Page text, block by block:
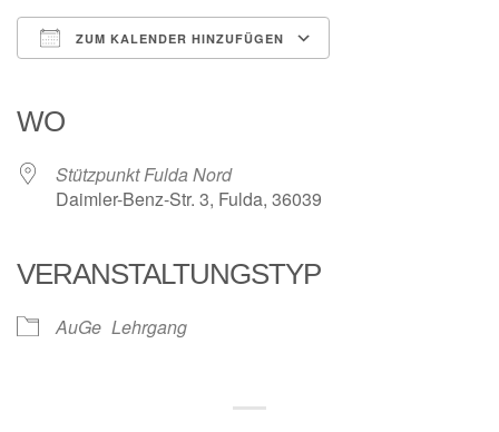
ZUM KALENDER HINZUFÜGEN
WO
Stützpunkt Fulda Nord
Daimler-Benz-Str. 3, Fulda, 36039
VERANSTALTUNGSTYP
AuGe Lehrgang